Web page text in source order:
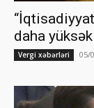
daha
Vergi xəbərləri 05/